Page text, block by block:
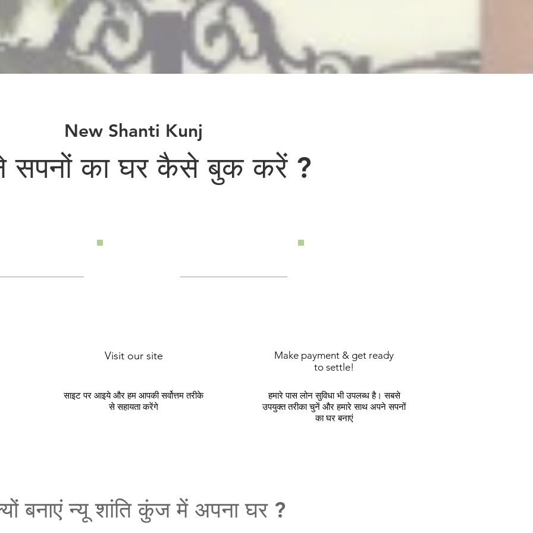
New Shanti Kunj
सपनों का घर कैसे बुक करें ?
Visit our site
साइट पर आइये और हम आपकी सर्वोत्तम तरीके
से सहायता करेंगे
Make payment & get ready
to settle!
हमारे पास लोन सुविधा भी उपलब्ध है। सबसे
उपयुक्त तरीका चुनें और हमारे साथ अपने सपनों
का घर बनाएं
बनाएं न्यू शांति कुंज में अपना घर ?